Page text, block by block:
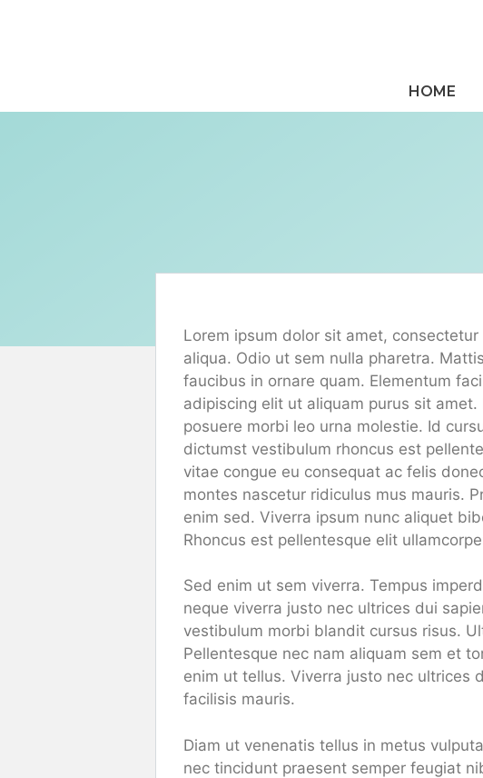
HOME
Lorem ipsum dolor sit amet,
aliqua. Odio ut sem nulla pharetra.
faucibus in ornare quam. Elementum
adipiscing elit ut aliquam purus sit
posuere morbi leo urna molestie. Id
dictumst vestibulum rhoncus est
vitae congue eu consequat ac felis
montes nascetur ridiculus mus mauris.
enim sed. Viverra ipsum nunc aliquet
Rhoncus est pellentesque elit
Sed enim ut sem viverra. Tempus
neque viverra justo nec ultrices dui
vestibulum morbi blandit cursus risus.
Pellentesque nec nam aliquam sem et
enim ut tellus. Viverra justo nec ultrices
facilisis mauris.
Diam ut venenatis tellus in metus
nec tincidunt praesent semper feugiat